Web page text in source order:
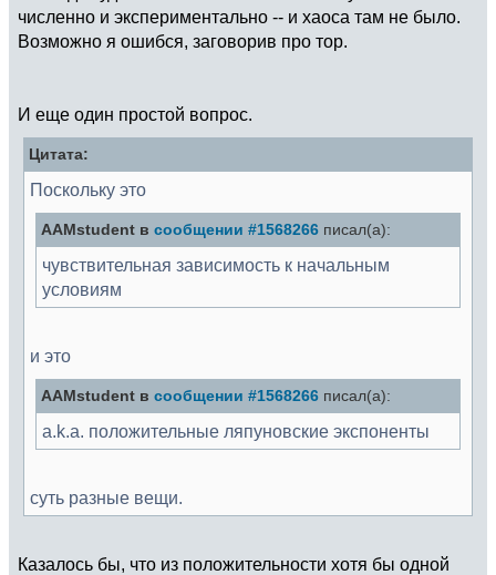
численно и экспериментально -- и хаоса там не было.
Возможно я ошибся, заговорив про тор.
И еще один простой вопрос.
Цитата:
Поскольку это
AAMstudent в сообщении #1568266 писал(а):
чувствительная зависимость к начальным
условиям
и это
AAMstudent в сообщении #1568266 писал(а):
a.k.a. положительные ляпуновские экспоненты
суть разные вещи.
Казалось бы, что из положительности хотя бы одной